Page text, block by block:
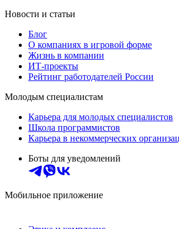
Новости и статьи
Блог
О компаниях в игровой форме
Жизнь в компании
ИТ-проекты
Рейтинг работодателей России
Молодым специалистам
Карьера для молодых специалистов
Школа программистов
Карьера в некоммерческих
Боты для уведомлений
Мобильное приложение